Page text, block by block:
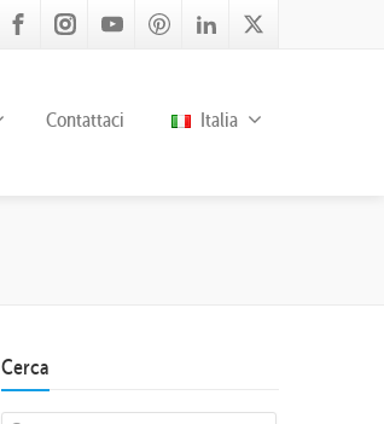
Contattaci Italia
Cerca